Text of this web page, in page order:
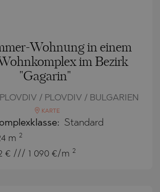
Wohnung in einem
im Bezirk
"Gagarin"
/ PLOVDIV / BULGARIEN
KARTE
Standard
m 2
€ /// 1 090 €/m 2